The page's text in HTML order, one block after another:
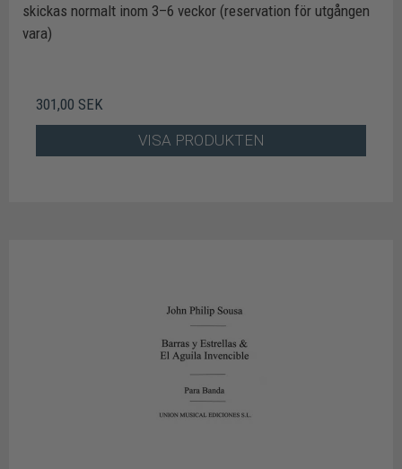
skickas normalt inom 3–6 veckor (reservation för utgången
vara)
301,00 SEK
VISA PRODUKTEN